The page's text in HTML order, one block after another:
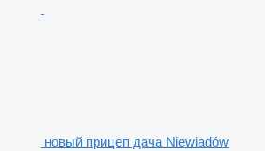
новый прицеп дача Niewiadów